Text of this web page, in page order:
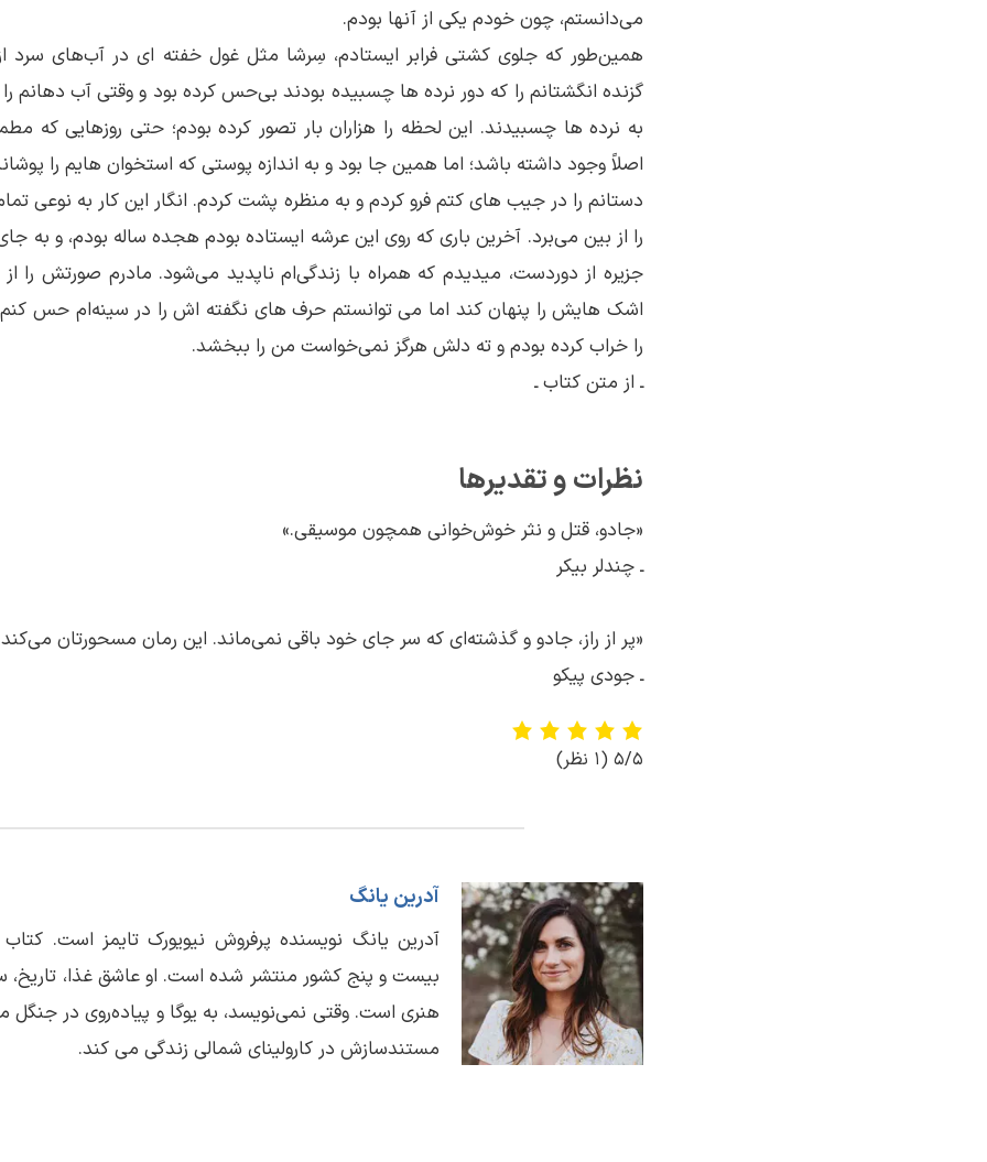
می‌دانستم، چون خودم یکی از آنها بودم.
همین‌طور که جلوی کشتی فرابر ایستادم، سِرشا مثل غول خفته ای در آب‌های سرد
گزنده انگشتانم را که دور نرده ها چسبیده بودند بی‌حس کرده بود و وقتی آب دهانم
به نرده ها چسبیدند. این لحظه را هزاران بار تصور کرده بودم؛ حتی روزهایی که
اصلاً وجود داشته باشد؛ اما همین جا بود و به اندازه پوستی که استخوان هایم را
دستانم را در جیب های کتم فرو کردم و به منظره پشت کردم. انگار این کار به نوعی تمام
را از بین می‌برد. آخرین باری که روی این عرشه ایستاده بودم هجده ساله بودم، و به
جزیره از دوردست، میدیدم که همراه با زندگی‌ام ناپدید می‌شود. مادرم صورتش را از
اشک هایش را پنهان کند اما می توانستم حرف های نگفته اش را در سینه‌ام حس
را خراب کرده بودم و ته دلش هرگز نمی‌خواست من را ببخشد.
ـ از متن کتاب ـ
نظرات و تقدیرها
«جادو، قتل و نثر خوش‌خوانی همچون موسیقی.»
ـ چندلر بیکر
«پر از راز، جادو و گذشته‌ای که سر جای خود باقی نمی‌ماند. این رمان مسحورتان
ـ جودی پیکو
5/5 (1 نظر)
آدرین یانگ
آدرین یانگ نویسنده پرفروش نیویورک تایمز است.
بیست و پنج کشور منتشر شده است. او عاشق غذا، تاریخ،
هنری است. وقتی نمی‌نویسد، به یوگا و پیاده‌روی در جنگل
مستندسازش در کارولینای شمالی زندگی می کند.